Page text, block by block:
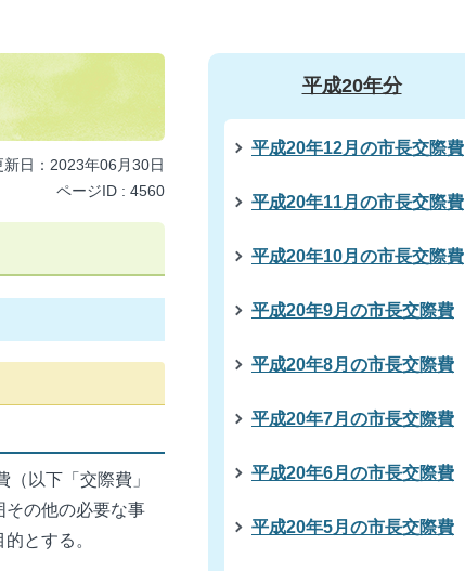
新日：2023年06月30日
ページID : 4560
以下「交際費」
その他の必要な事
とする。
平成20年分
平成20年12月の市長交際費
平成20年11月の市長交際費
平成20年10月の市長交際費
平成20年9月の市長交際費
平成20年8月の市長交際費
平成20年7月の市長交際費
平成20年6月の市長交際費
平成20年5月の市長交際費